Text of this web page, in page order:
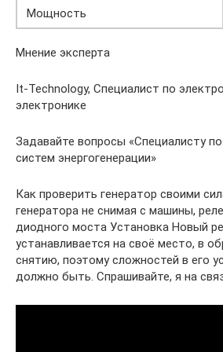
Мощность
Мнение эксперта
It-Technology, Cпециалист по
электронике
Задавайте вопросы «Специалисту
систем энергогенерации»
Как проверить генератор своими
генератора не снимая с машины,
диодного моста Установка Новый
устанавливается на своё место, в
снятию, поэтому сложностей в его
должно быть. Спрашивайте, я на